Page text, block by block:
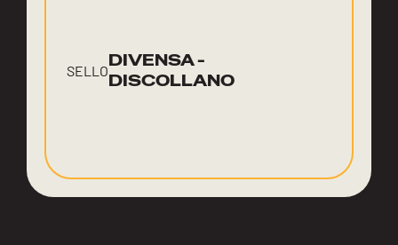
SELLODIVENSA -
DISCOLLANO